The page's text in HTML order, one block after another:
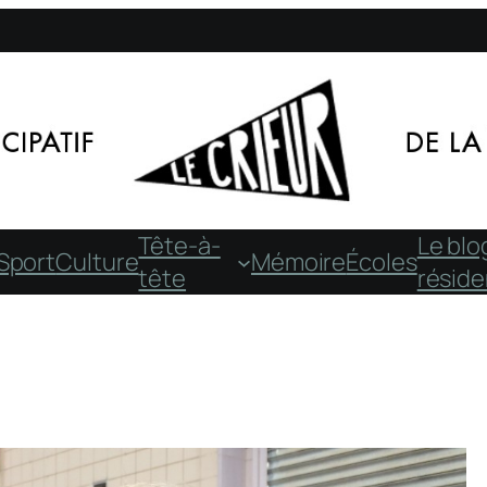
CultureTête-à-
tête
MémoireÉcolesLe